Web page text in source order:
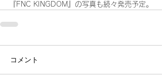
『FNC KINGDOM』の写真も続々発売予定。
コメント